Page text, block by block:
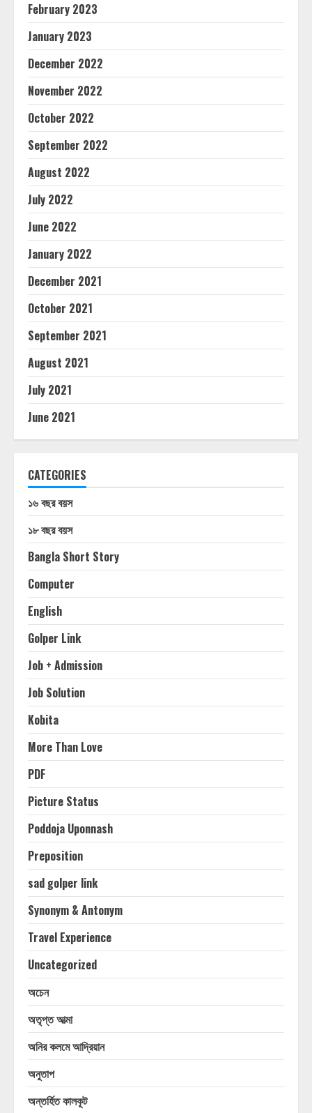
February 2023
January 2023
December 2022
November 2022
October 2022
September 2022
August 2022
July 2022
June 2022
January 2022
December 2021
October 2021
September 2021
August 2021
July 2021
June 2021
CATEGORIES
১৬ বছর বয়স
১৮ বছর বয়স
Bangla Short Story
Computer
English
Golper Link
Job + Admission
Job Solution
Kobita
More Than Love
PDF
Picture Status
Poddoja Uponnash
Preposition
sad golper link
Synonym & Antonym
Travel Experience
Uncategorized
অচেন
অতৃপ্ত আত্মা
অনির কলমে আদ্রিয়ান
অনুতাপ
অন্তর্হিত কালকূট